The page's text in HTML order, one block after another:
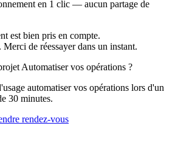
en 1 clic — aucun partage de
est bien pris en compte.
de réessayer dans un instant.
Automatiser vos opérations ?
automatiser vos opérations lors d'un
30 minutes.
rendez-vous